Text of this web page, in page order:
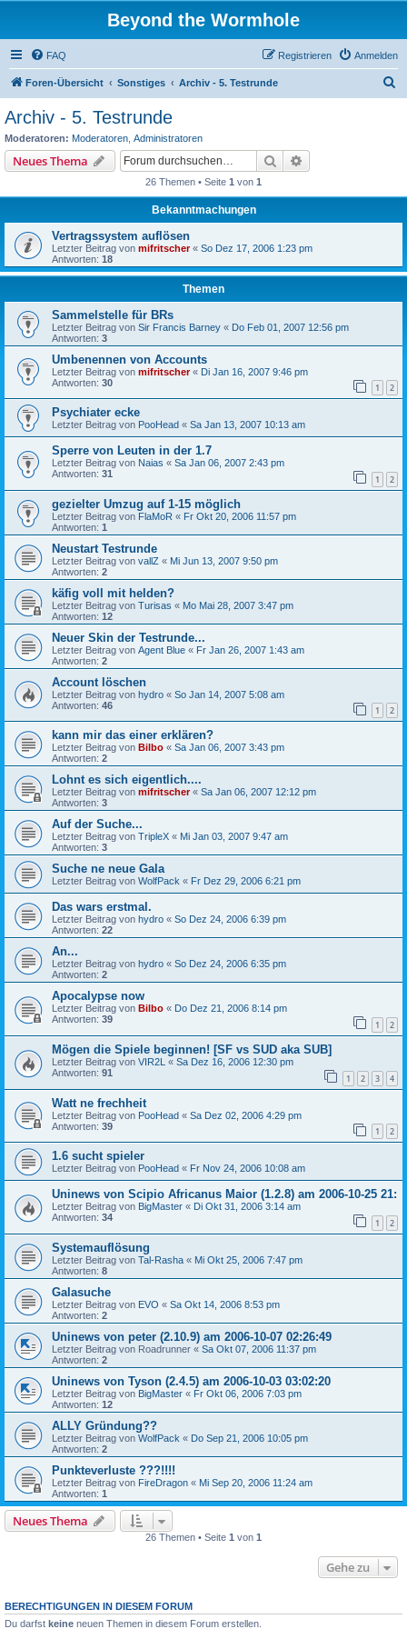
Beyond the Wormhole
FAQ Anmelden
Registrieren
Foren-Übersicht Sonstiges Archiv - 5. Testrunde
Archiv - 5. Testrunde
Moderatoren: Moderatoren Administratoren
Neues Thema Suche
26 Themen • Seite 1 von 1
Bekanntmachungen
Vertragssystem auflösen
Letzter Beitrag von mifritscher« So Dez 17, 2006 1:23 pm
Antworten: 18
Themen
Sammelstelle für BRs
Letzter Beitrag von Sir Francis Barney « Do Feb 01, 2007 12:56 pm
Antworten: 3
Umbenennen von Accounts
Letzter Beitrag von mifritscher« Di Jan 16, 2007 9:46 pm
Antworten: 30 1 2
Psychiater ecke
Letzter Beitrag von PooHead « Sa Jan 13, 2007 10:13 am
Sperre von Leuten in der 1.7
Letzter Beitrag von Naias « Sa Jan 06, 2007 2:43 pm
Antworten: 31 1 2
gezielter Umzug auf 1-15 möglich
Letzter Beitrag von FlaMoR « Fr Okt 20, 2006 11:57 pm
Antworten: 1
Neustart Testrunde
Letzter Beitrag von vallZ « Mi Jun 13, 2007 9:50 pm
Antworten: 2
käfig voll mit helden?
Letzter Beitrag von Turisas « Mo Mai 28, 2007 3:47 pm
Antworten: 12
Neuer Skin der Testrunde...
Letzter Beitrag von Agent Blue « Fr Jan 26, 2007 1:43 am
Antworten: 2
Account löschen
Letzter Beitrag von hydro « So Jan 14, 2007 5:08 am
Antworten: 46 1 2
kann mir das einer erklären?
Letzter Beitrag von Bilbo « Sa Jan 06, 2007 3:43 pm
Antworten: 2
Lohnt es sich eigentlich....
Letzter Beitrag von mifritscher« Sa Jan 06, 2007 12:12 pm
Antworten: 3
Auf der Suche...
Letzter Beitrag von TripleX « Mi Jan 03, 2007 9:47 am
Antworten: 3
Suche ne neue Gala
Letzter Beitrag von WolfPack « Fr Dez 29, 2006 6:21 pm
Das wars erstmal.
Letzter Beitrag von hydro « So Dez 24, 2006 6:39 pm
Antworten: 22
An...
Letzter Beitrag von hydro « So Dez 24, 2006 6:35 pm
Antworten: 2
Apocalypse now
Letzter Beitrag von Bilbo « Do Dez 21, 2006 8:14 pm
Antworten: 39 1 2
Mögen die Spiele beginnen! [SF vs SUD aka SUB]
Letzter Beitrag von VIR2L « Sa Dez 16, 2006 12:30 pm
Antworten: 91 1 2 3 4
Watt ne frechheit
Letzter Beitrag von PooHead « Sa Dez 02, 2006 4:29 pm
Antworten: 39 1 2
1.6 sucht spieler
Letzter Beitrag von PooHead « Fr Nov 24, 2006 10:08 am
Uninews von Scipio Africanus Maior (1.2.8) am 2006-10-25 21:
Letzter Beitrag von BigMaster « Di Okt 31, 2006 3:14 am
Antworten: 34 1 2
Systemauflösung
Letzter Beitrag von Tal-Rasha « Mi Okt 25, 2006 7:47 pm
Antworten: 8
Galasuche
Letzter Beitrag von EVO « Sa Okt 14, 2006 8:53 pm
Antworten: 2
Uninews von peter (2.10.9) am 2006-10-07 02:26:49
Letzter Beitrag von Roadrunner « Sa Okt 07, 2006 11:37 pm
Antworten: 2
Uninews von Tyson (2.4.5) am 2006-10-03 03:02:20
Letzter Beitrag von BigMaster « Fr Okt 06, 2006 7:03 pm
Antworten: 12
ALLY Gründung??
Letzter Beitrag von WolfPack « Do Sep 21, 2006 10:05 pm
Antworten: 2
Punkteverluste ???!!!!
Letzter Beitrag von FireDragon « Mi Sep 20, 2006 11:24 am
Antworten: 1
Neues Thema
26 Themen • Seite 1 von 1
Gehe zu
BERECHTIGUNGEN IN DIESEM FORUM
Du darfst keine neuen Themen in diesem Forum erstellen.